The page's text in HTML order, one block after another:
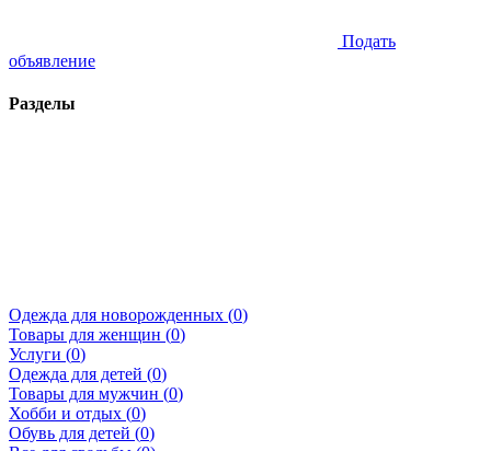
Подать
объявление
Разделы
Одежда для новорожденных (0)
Товары для женщин (0)
Услуги (0)
Одежда для детей (0)
Товары для мужчин (0)
Хобби и отдых (0)
Обувь для детей (0)